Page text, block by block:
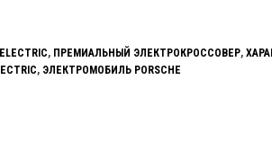
, ПРЕМИАЛЬНЫЙ ЭЛЕКТРОКРОССОВЕР,
, ЭЛЕКТРОМОБИЛЬ PORSCHE